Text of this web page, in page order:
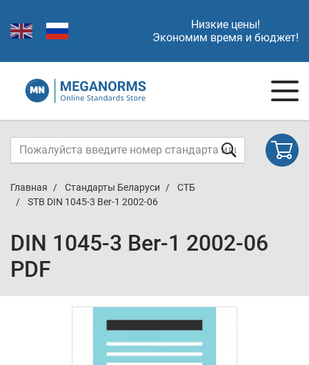
Низкие цены!
Экономим время и бюджет!
Главная Стандарты Беларуси
СТБ
STB DIN 1045-3 Ber-1 2002-06
DIN 1045-3 Ber-1 2002-06
PDF